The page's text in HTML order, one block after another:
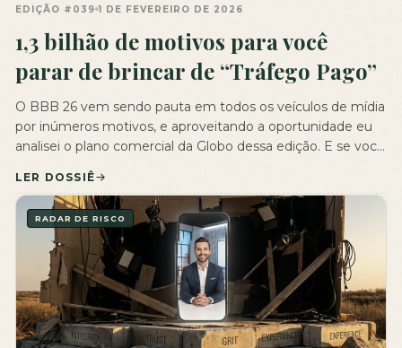
EDIÇÃO #039 1 DE FEVEREIRO DE 2026
1,3 bilhão de motivos para você
parar de brincar de “Tráfego Pago”
O BBB 26 vem sendo pauta em todos os veículos de mídia
por inúmeros motivos, e aproveitando a oportunidade eu
analisei o plano comercial da Globo dessa edição. E se você
alienante, você não entende nada de publicidade. O BBB
projetou faturar R$ 1,35 bilhão antes […]
LER DOSSIÊ
RADAR DE RISCO